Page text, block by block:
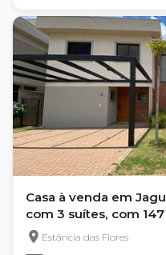
Casa à venda em
com 3 suítes, com
Estância das Flores